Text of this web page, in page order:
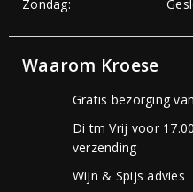
Zondag:
Waarom Kroese
Gratis bezorging
Di tm Vrij voor
verzending
Wijn & Spijs advies